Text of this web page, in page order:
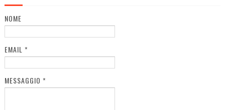
NOME
EMAIL *
MESSAGGIO *